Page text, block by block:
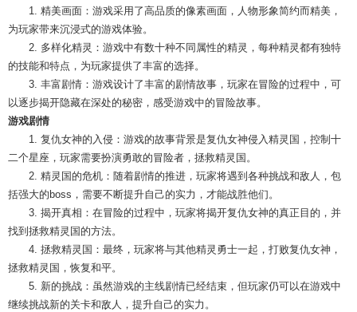
1. 精美画面：游戏采用了高品质的像素画面，人物形象简约而精美，
为玩家带来沉浸式的游戏体验。
2. 多样化精灵：游戏中有数十种不同属性的精灵，每种精灵都有独特
的技能和特点，为玩家提供了丰富的选择。
3. 丰富剧情：游戏设计了丰富的剧情故事，玩家在冒险的过程中，可
以逐步揭开隐藏在深处的秘密，感受游戏中的冒险故事。
游戏剧情
1. 复仇女神的入侵：游戏的故事背景是复仇女神侵入精灵国，控制十
二个星座，玩家需要扮演勇敢的冒险者，拯救精灵国。
2. 精灵国的危机：随着剧情的推进，玩家将遇到各种挑战和敌人，包
括强大的boss，需要不断提升自己的实力，才能战胜他们。
3. 揭开真相：在冒险的过程中，玩家将揭开复仇女神的真正目的，并
找到拯救精灵国的方法。
4. 拯救精灵国：最终，玩家将与其他精灵勇士一起，打败复仇女神，
拯救精灵国，恢复和平。
5. 新的挑战：虽然游戏的主线剧情已经结束，但玩家仍可以在游戏中
继续挑战新的关卡和敌人，提升自己的实力。